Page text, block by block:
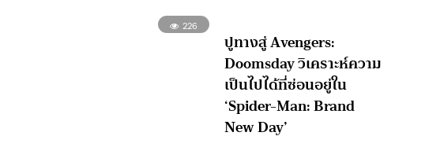
226
ปูทางสู่ Avengers:
Doomsday วิเคราะห์ความ
เป็นไปได้ที่ซ่อนอยู่ใน
‘Spider-Man: Brand
New Day’